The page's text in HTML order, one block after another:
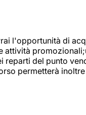
l'opportunità di
del punto
permetterà